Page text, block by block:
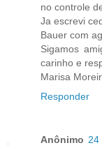
no controle
Ja escrevi
Bauer com
Sigamos
carinho e
Marisa
Responder
Anônimo 24